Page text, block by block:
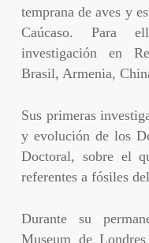
temprana de aves y
Caúcaso. Para
investigación en
Brasil, Armenia,
Sus primeras
y evolución de los
Doctoral, sobre el
referentes a fósiles
Durante su
Museum de